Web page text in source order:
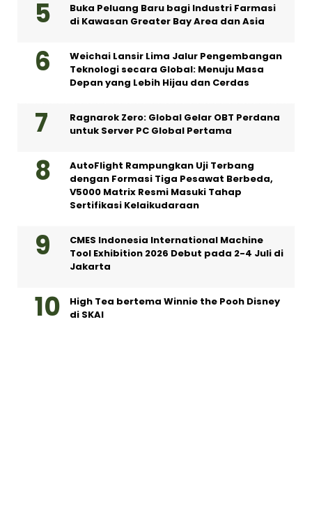
Buka Peluang Baru bagi Industri Farmasi
di Kawasan Greater Bay Area dan Asia
Weichai Lansir Lima Jalur Pengembangan
Teknologi secara Global: Menuju Masa
Depan yang Lebih Hijau dan Cerdas
Ragnarok Zero: Global Gelar OBT Perdana
untuk Server PC Global Pertama
AutoFlight Rampungkan Uji Terbang
dengan Formasi Tiga Pesawat Berbeda,
V5000 Matrix Resmi Masuki Tahap
Sertifikasi Kelaikudaraan
CMES Indonesia International Machine
Tool Exhibition 2026 Debut pada 2-4 Juli di
Jakarta
High Tea bertema Winnie the Pooh Disney
di SKAI